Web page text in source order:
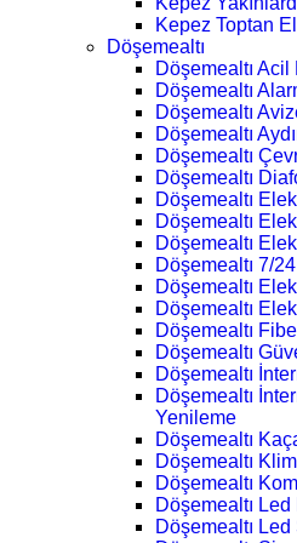
Kepez Toptan
Döşemealtı
Döşemealtı
Döşemealtı
Döşemealtı
Döşemealtı
Döşemealtı
Döşemealtı
Döşemealtı
Döşemealtı
Döşemealtı
Döşemealtı 7/
Döşemealtı
Döşemealtı
Döşemealtı
Döşemealtı
Döşemealtı
Döşemealtı
Yenileme
Döşemealtı
Döşemealtı
Döşemealtı
Döşemealtı Led
Döşemealtı